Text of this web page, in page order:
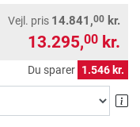
Vejl. pris 14.841,00 kr.
13.295,00 kr.
Du sparer 1.546 kr.